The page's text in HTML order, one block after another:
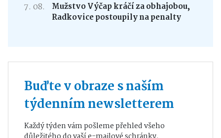
7. 08.
Mužstvo Výčap kráčí za obhajobou,
Radkovice postoupily na penalty
Buďte v obraze s naším
týdenním newsletterem
Každý týden vám pošleme přehled všeho